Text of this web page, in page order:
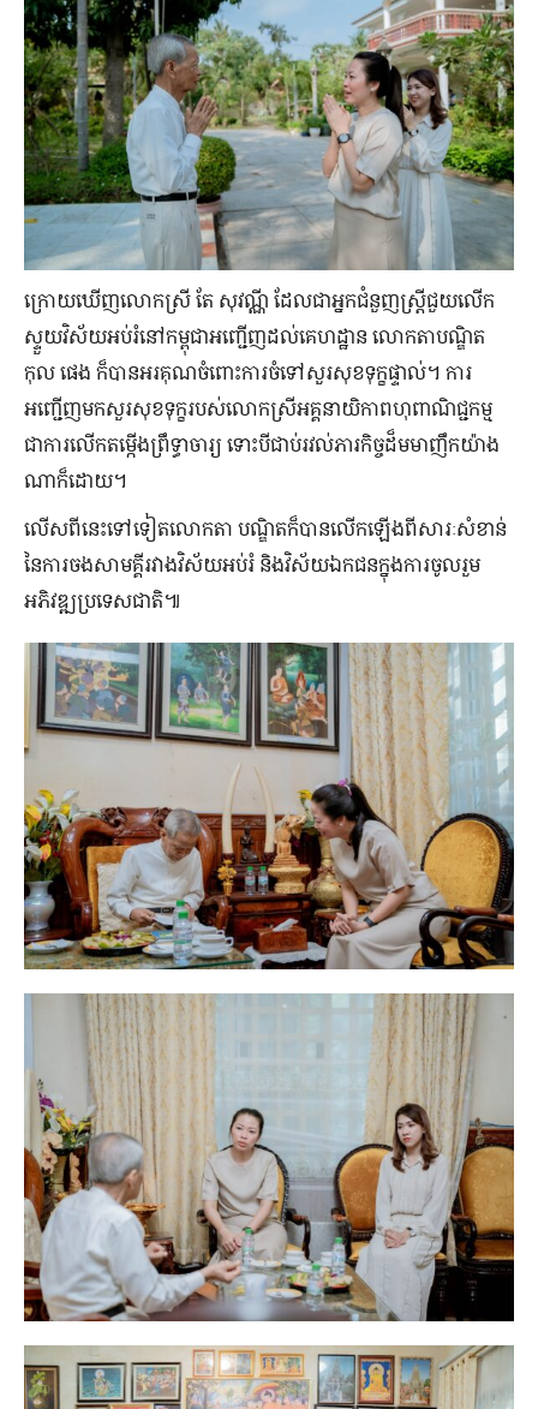
ក្រោយ​ឃើញ​លោក​ស្រី តែ សុវណ្ណី ដែល​ជា​អ្នក​ជំនួញ​ស្ត្រី​ជួយ​លើក​
ស្ទួយ​វិស័យ​អប់រំ​នៅ​កម្ពុជា​អញ្ជើញ​ដល់​គេហដ្ឋាន លោកតា​បណ្ឌិត
កុល ផេង ក៏​បាន​អរគុណ​ចំពោះ​ការ​ចំ​ទៅ​សួរ​សុខទុក្ខ​ផ្ទាល់។ ការ​
អញ្ជើញ​មក​សួរ​សុខ​ទុក្ខ​របស់​លោក​ស្រី​អគ្គ​នាយិកា​ពហុ​ពាណិជ្ជកម្ម
ជា​ការ​លើក​តម្កើង​ព្រឹទ្ធាចារ្យ ទោះបី​ជាប់​រវល់​ភារកិច្ច​ដ៏​មមាញឹក​យ៉ាង​
ណា​ក៏​ដោយ។
លើស​ពី​នេះ​ទៅទៀត​លោកតា​ បណ្ឌិត​ក៏​បាន​លើកឡើង​ពី​សារៈសំខាន់
នៃ​ការ​ចង​សាមគ្គី​រវាង​វិស័យ​អប់រំ និង​វិស័យ​ឯកជន​ក្នុង​ការ​ចូលរួម​
អភិវឌ្ឍ​ប្រទេស​ជាតិ៕